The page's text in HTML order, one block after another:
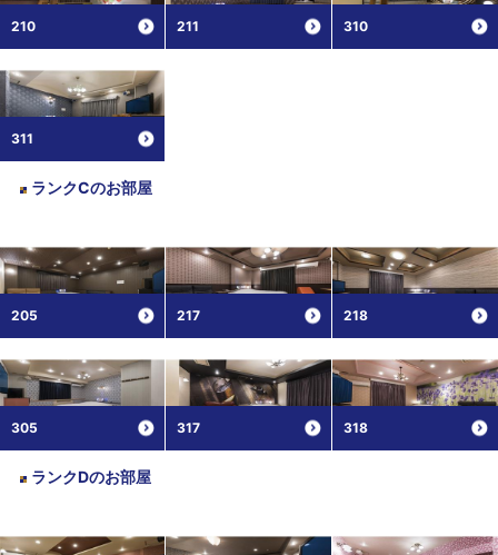
210 211 310
311
ランクCのお部屋
205 217 218
305 317 318
ランクDのお部屋